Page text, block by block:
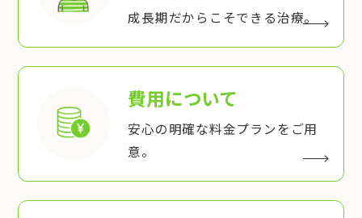
成長期だからこそできる治療。
費用について
安心の明確な料金プランをご用
意。